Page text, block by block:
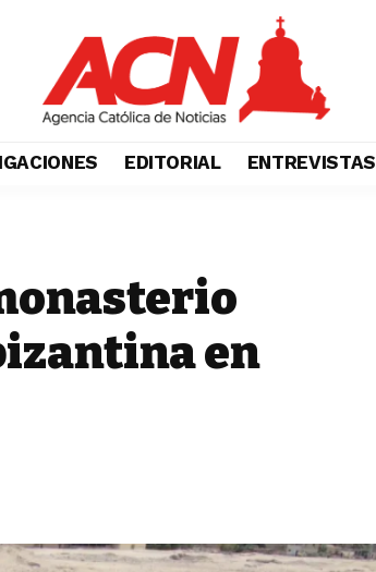
EDITORIAL ENTREVISTAS
en